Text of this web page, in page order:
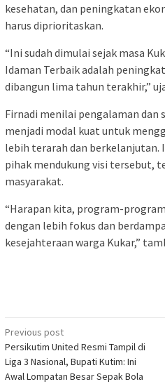
kesehatan, dan peningkatan
harus diprioritaskan.
“Ini sudah dimulai sejak masa
Idaman Terbaik adalah
dibangun lima tahun terakhir,”
Firnadi menilai pengalaman dan
menjadi modal kuat untuk
lebih terarah dan berkelanjutan.
pihak mendukung visi tersebut,
masyarakat.
“Harapan kita, program-
dengan lebih fokus dan
kesejahteraan warga Kukar,”
Post
navigation
Previous post
Persikutim United Resmi Tampil di
Liga 3 Nasional, Bupati Kutim: Ini
Awal Lompatan Besar Sepak Bola